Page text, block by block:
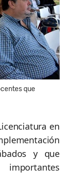
que
en
y que